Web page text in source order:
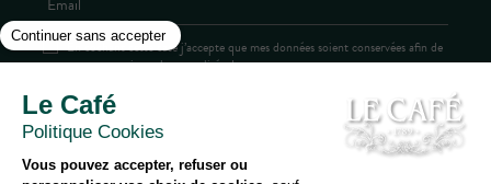
En cochant cette case j’accepte que mes données soient conservées afin de
me communiquer les actualités du groupe